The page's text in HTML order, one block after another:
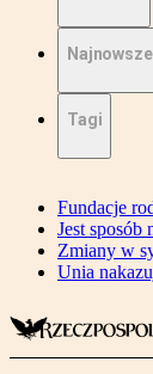
Najnowsze
Tagi
Fundacje
Jest
Zmiany w
Unia